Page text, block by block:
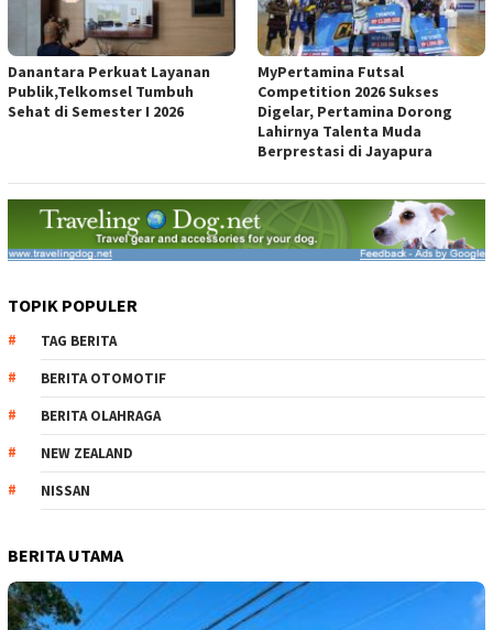
Danantara Perkuat Layanan
Publik,Telkomsel Tumbuh
Sehat di Semester I 2026
MyPertamina Futsal
Competition 2026 Sukses
Digelar, Pertamina Dorong
Lahirnya Talenta Muda
Berprestasi di Jayapura
TOPIK POPULER
TAG BERITA
BERITA OTOMOTIF
BERITA OLAHRAGA
NEW ZEALAND
NISSAN
BERITA UTAMA